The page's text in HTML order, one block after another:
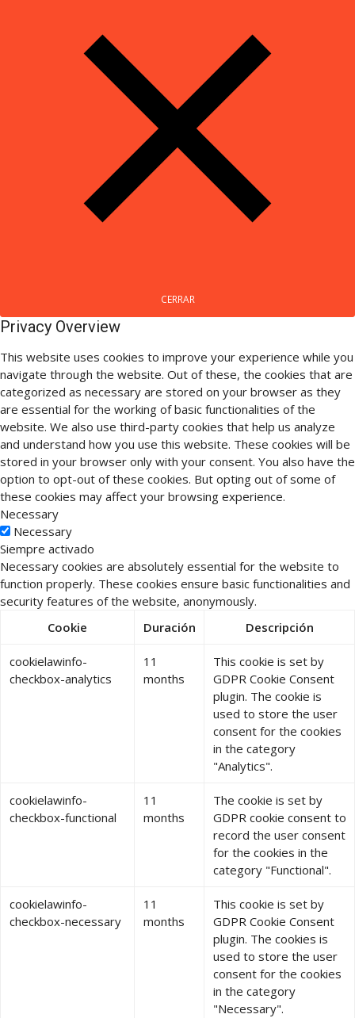
CERRAR
Privacy Overview
This website uses cookies to improve your experience while you
navigate through the website. Out of these, the cookies that are
categorized as necessary are stored on your browser as they
are essential for the working of basic functionalities of the
website. We also use third-party cookies that help us analyze
and understand how you use this website. These cookies will be
stored in your browser only with your consent. You also have the
option to opt-out of these cookies. But opting out of some of
these cookies may affect your browsing experience.
Necessary
Necessary
Siempre activado
Necessary cookies are absolutely essential for the website to
function properly. These cookies ensure basic functionalities and
security features of the website, anonymously.
Cookie
Duración Descripción
cookielawinfo-
checkbox-analytics
11
months
This cookie is set by
GDPR Cookie Consent
plugin. The cookie is
used to store the user
consent for the cookies
in the category
"Analytics".
cookielawinfo-
checkbox-functional
11
months
The cookie is set by
GDPR cookie consent to
record the user consent
for the cookies in the
category "Functional".
cookielawinfo-
checkbox-necessary
11
months
This cookie is set by
GDPR Cookie Consent
plugin. The cookies is
used to store the user
consent for the cookies
in the category
"Necessary".